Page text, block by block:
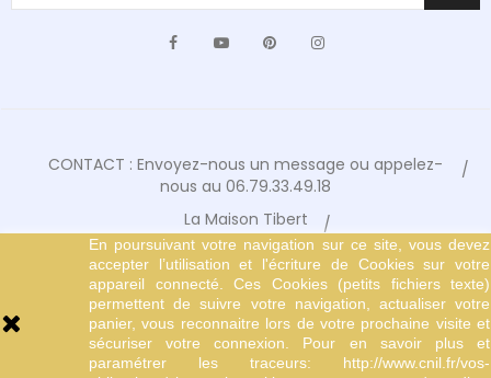
FacebookYouTubePinterest
CONTACT : Envoyez-nous un message ou appelez-
nous au 06.79.33.49.18
La Maison Tibert
Conditions Générales de Vente
Mentions Légales
© Copyright 2024 Tibert Editions
En poursuivant votre navigation sur ce site, vous devez
accepter l’utilisation et l'écriture de Cookies sur votre
appareil connecté. Ces Cookies (petits fichiers texte)
permettent de suivre votre navigation, actualiser votre
panier, vous reconnaitre lors de votre prochaine visite et
sécuriser votre connexion. Pour en savoir plus et
paramétrer les traceurs: http://www.cnil.fr/vos-